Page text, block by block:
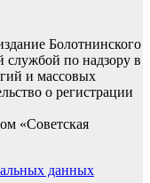
Болотнинского
службой по надзору в
и массовых
о регистрации
«Советская
данных